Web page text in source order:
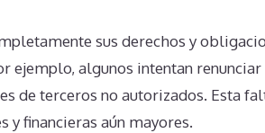
sus derechos y
ejemplo, algunos intentan
de terceros no autorizados. Esta
y financieras aún mayores.